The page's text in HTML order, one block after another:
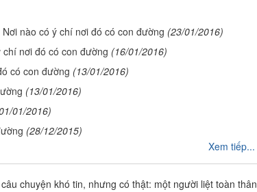
nào có ý chí nơi đó có con đường (23/01/2016)
nơi đó có con đường (16/01/2016)
có con đường (13/01/2016)
(13/01/2016)
01/2016)
(28/12/2015)
Xem tiếp...
chuyện khó tin, nhưng có thật: một người liệt toàn thân